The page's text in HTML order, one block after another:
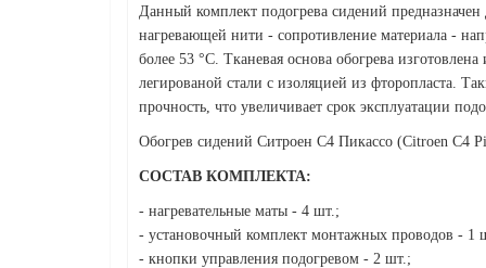
Данный комплект подогрева сидений
нагревающей нити - сопротивление материала -
более 53 °С. Тканевая основа обогрева
легированой стали с изоляцией из фторопласта.
прочность, что увеличивает срок эксплуатации
Обогрев сидений Ситроен С4 Пикассо (Citroen C4
СОСТАВ КОМПЛЕКТА:
- нагревательные маты - 4 шт.;
- установочный комплект монтажных проводов - 1
- кнопки управления подогревом - 2 шт.;